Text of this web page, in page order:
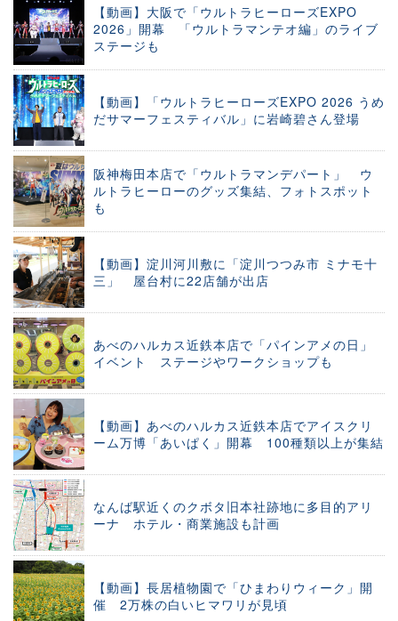
【動画】大阪で「ウルトラヒーローズEXPO
2026」開幕 「ウルトラマンテオ編」のライブ
ステージも
【動画】「ウルトラヒーローズEXPO 2026 うめ
だサマーフェスティバル」に岩崎碧さん登場
阪神梅田本店で「ウルトラマンデパート」 ウ
ルトラヒーローのグッズ集結、フォトスポット
も
【動画】淀川河川敷に「淀川つつみ市 ミナモ十
三」 屋台村に22店舗が出店
あべのハルカス近鉄本店で「パインアメの日」
イベント ステージやワークショップも
【動画】あべのハルカス近鉄本店でアイスクリ
ーム万博「あいぱく」開幕 100種類以上が集結
なんば駅近くのクボタ旧本社跡地に多目的アリ
ーナ ホテル・商業施設も計画
【動画】長居植物園で「ひまわりウィーク」開
催 2万株の白いヒマワリが見頃